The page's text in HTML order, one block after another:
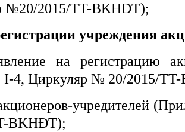
№20/2015/TT-BKHĐT);
учреждения
на регистрацию
I-4, Циркуляр № 20/2015/
учредителей
BKHĐT);